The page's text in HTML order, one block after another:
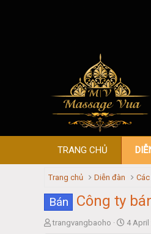
TRANG CHỦ
Trang chủ Diễn đàn
Bán Công ty
T
trangvangbaoho
S
4 April